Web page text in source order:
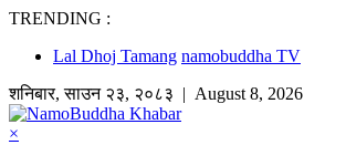
TRENDING :
Lal Dhoj Tamang namobuddha TV
शनिबार,साउन २३, २०८३ | August 8, 2026
×